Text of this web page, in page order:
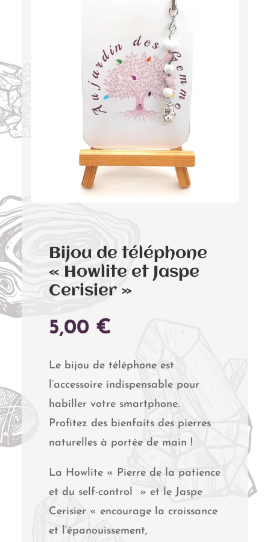
Bijou de téléphone
« Howlite et Jaspe
Cerisier »
5,00 €
Le bijou de téléphone est
l’accessoire indispensable pour
habiller votre smartphone.
Profitez des bienfaits des pierres
naturelles à portée de main !
La Howlite « Pierre de la patience
et du self-control » et le Jaspe
Cerisier « encourage la croissance
et l’épanouissement,